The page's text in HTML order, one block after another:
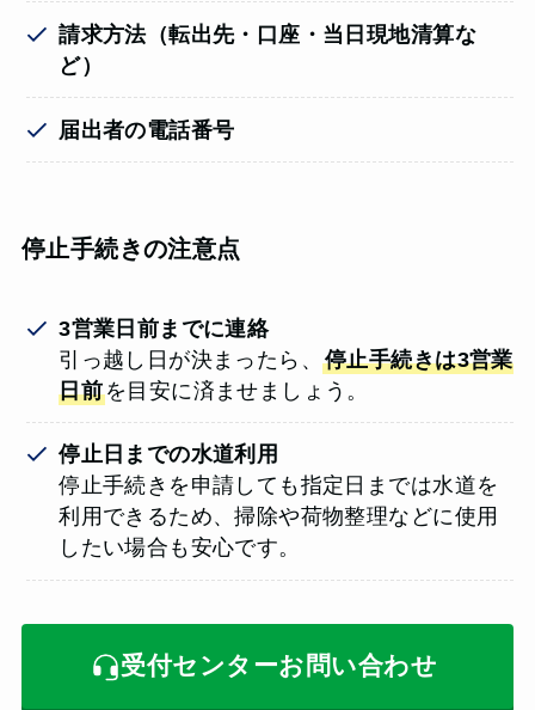
請求方法（転出先・口座・当日現地清算な
ど）
届出者の電話番号
停止手続きの注意点
3営業日前までに連絡
引っ越し日が決まったら、停止手続きは3営業
日前を目安に済ませましょう。
停止日までの水道利用
停止手続きを申請しても指定日までは水道を
利用できるため、掃除や荷物整理などに使用
したい場合も安心です。
受付センターお問い合わせ